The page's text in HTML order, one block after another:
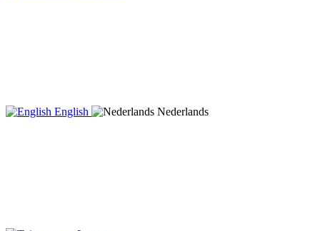
English Nederlands